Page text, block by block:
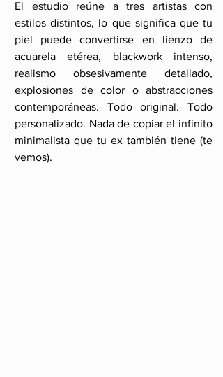
El estudio reúne a tres artistas con
estilos distintos, lo que significa que tu
piel puede convertirse en lienzo de
acuarela etérea, blackwork intenso,
realismo obsesivamente detallado,
explosiones de color o abstracciones
contemporáneas. Todo original. Todo
personalizado. Nada de copiar el infinito
minimalista que tu ex también tiene (te
vemos).